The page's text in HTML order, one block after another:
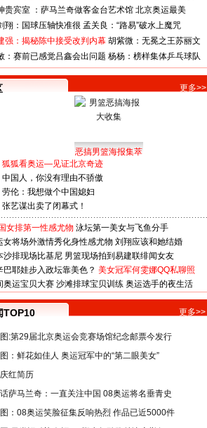
贵宾室 ：萨马兰奇做客金台艺术馆 北京奥运最美
翔：国球压轴快准很 孟关良：“路易”破水上魔咒
强：揭秘陈中接受改判内幕 胡紫微：无冕之王苏丽文
：赛前已感觉吕鑫会出问题 杨杨：榜样集体乒乓球队
更多>>
恶搞男篮海报集萃
狐狐看奥运—见证北京奇迹
中国人，你没有理由不骄傲
劳伦：我想做个中国媳妇
张艺谋出卖了闭幕式！
女排第一性感尤物 泳坛第一美女与飞鱼分手
女将场外激情秀化身性感尤物 刘翔应该和她结婚
沙排现场比基尼 男篮现场拍到易建联绯闻女友
巴耶娃步入政坛靠美色？ 美女冠军何雯娜QQ私聊照
奥运宝贝大赛 沙滩排球宝贝训练 奥运选手的夜生活
TOP10 更多>>
:第29届北京奥运会竞赛场馆纪念邮票今发行
：鲜花如佳人 奥运冠军中的“第二眼美女”
红简历
萨马兰奇：一直关注中国 08奥运将名垂青史
：08奥运笑脸征集反响热烈 作品已近5000件